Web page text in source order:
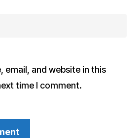
email, and website in this
time I comment.